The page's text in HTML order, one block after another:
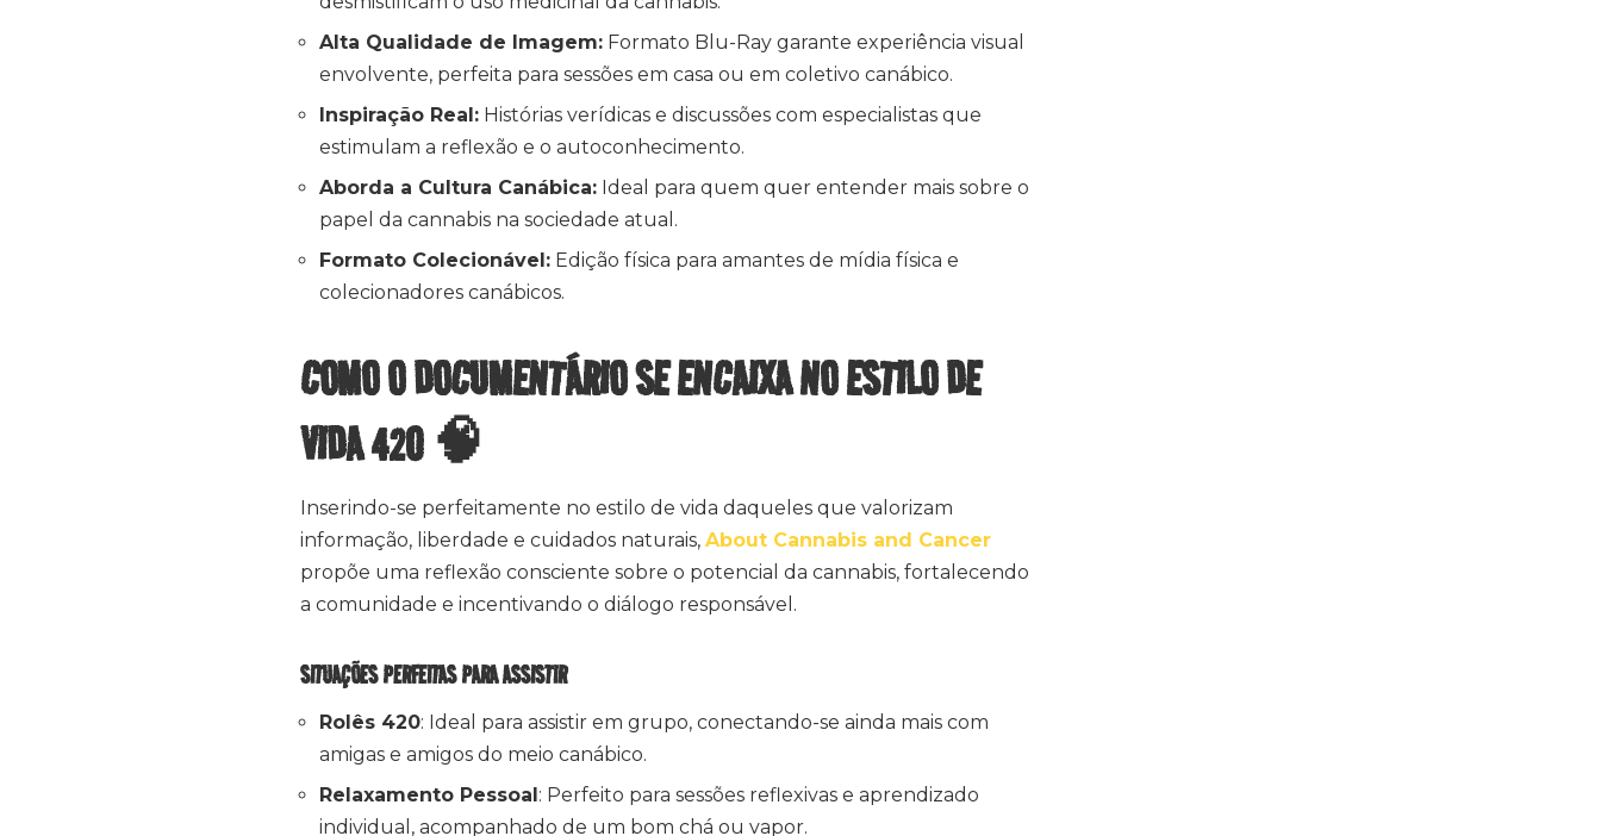
Alta Qualidade de Imagem: Formato Blu-Ray garante experiência visual
envolvente, perfeita para sessões em casa ou em coletivo canábico.
Inspiração Real: Histórias verídicas e discussões com especialistas que
estimulam a reflexão e o autoconhecimento.
Aborda a Cultura Canábica: Ideal para quem quer entender mais sobre o
papel da cannabis na sociedade atual.
Formato Colecionável: Edição física para amantes de mídia física e
colecionadores canábicos.
COMO O DOCUMENTÁRIO SE ENCAIXA NO ESTILO DE
VIDA 420 🧠
Inserindo-se perfeitamente no estilo de vida daqueles que valorizam
informação, liberdade e cuidados naturais, About Cannabis and Cancer
propõe uma reflexão consciente sobre o potencial da cannabis, fortalecendo
a comunidade e incentivando o diálogo responsável.
SITUAÇÕES PERFEITAS PARA ASSISTIR
Rolês 420: Ideal para assistir em grupo, conectando-se ainda mais com
amigas e amigos do meio canábico.
Relaxamento Pessoal: Perfeito para sessões reflexivas e aprendizado
individual, acompanhado de um bom chá ou vapor.